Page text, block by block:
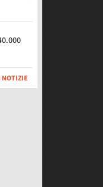
NOTIZIE